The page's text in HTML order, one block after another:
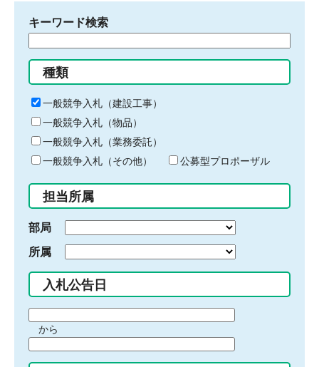
キーワード検索
る
キ
ー
ワ
ー
ド
入
力
種類
一般競争入札（建設工事）
一般競争入札（物品）
一般競争入札（業務委託）
一般競争入札（その他）
公募型プロポーザル
担当所属
部局
所属
入札公告日
間
始
から
間